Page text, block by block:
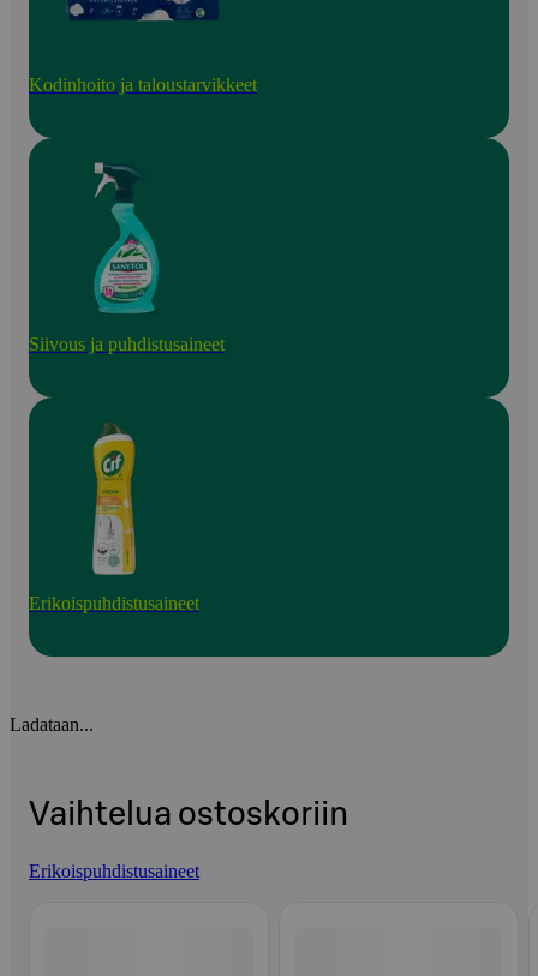
Kodinhoito ja taloustarvikkeet
Siivous ja puhdistusaineet
Erikoispuhdistusaineet
Ladataan...
Vaihtelua ostoskoriin
Erikoispuhdistusaineet